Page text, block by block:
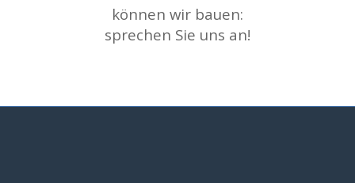
können wir bauen:
sprechen Sie uns an!